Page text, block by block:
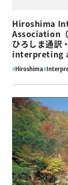
Hiroshima
Association（
ひろしま通
interpreting
#Hiroshima#